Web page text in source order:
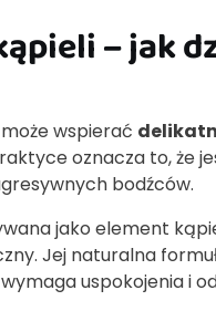
– jak
wspierać
oznacza to, że
bodźców.
jako element
Jej naturalna
uspokojenia i